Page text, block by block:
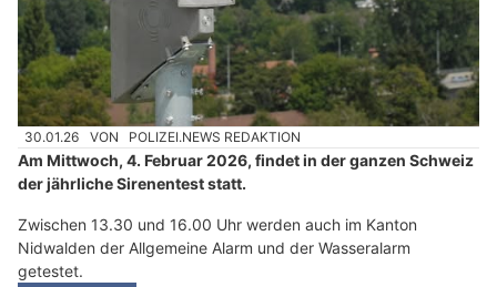
30.01.26 VON POLIZEI.NEWS REDAKTION
Am Mittwoch, 4. Februar 2026, findet in der ganzen Schweiz
der jährliche Sirenentest statt.
Zwischen 13.30 und 16.00 Uhr werden auch im Kanton
Nidwalden der Allgemeine Alarm und der Wasseralarm
getestet.